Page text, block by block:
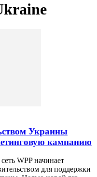
Украины
кампанию
WPP начинает
для поддержки